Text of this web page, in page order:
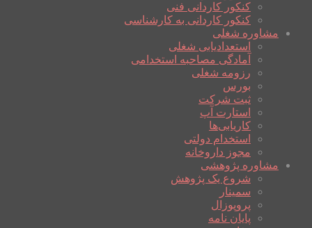
کنکور کاردانی فنی
کنکور کاردانی به کارشناسی
مشاوره شغلی
استعدادیابی شغلی
آمادگی مصاحبه استخدامی
رزومه شغلی
بورس
ثبت شرکت
استارت آپ
کاریابی‌ها
استخدام دولتی
مجوز داروخانه
مشاوره پژوهشی
شروع یک پژوهش
سمینار
پروپوزال
پایان نامه